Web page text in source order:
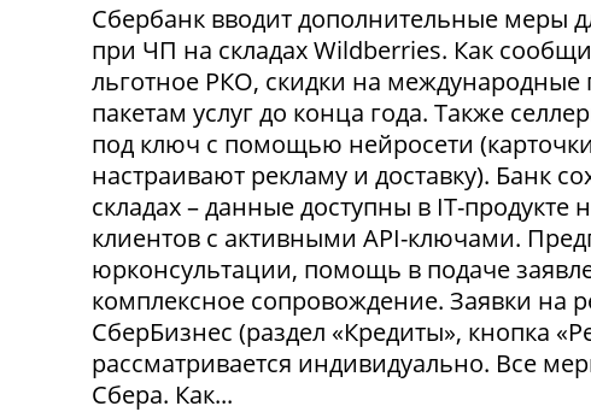
Сбербанк вводит дополнительные меры
при ЧП на складах Wildberries. Как
льготное РКО, скидки на
пакетам услуг до конца года. Также
под ключ с помощью нейросети
настраивают рекламу и доставку). Банк
складах – данные доступны в IT-
клиентов с активными API-ключами.
юрконсультации, помощь в подаче
комплексное сопровождение. Заявки на
СберБизнес (раздел «Кредиты», кнопка
рассматривается индивидуально. Все
Сбера. Как...